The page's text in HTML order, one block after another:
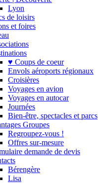
Lyon
de loisirs
et foires
♥ Coups de coeur
Envols aéroports régionaux
Croisières
Voyages en avion
Voyages en autocar
Journées
Bien-être, spectacles et parcs
Groupes
Regroupez-vous !
Offres sur-mesure
demande de devis
Bérengère
Lisa